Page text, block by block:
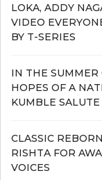
LOKA, ADDY
VIDEO
BY T-SERIES
IN THE SUMMER
HOPES OF A
KUMBLE
CLASSIC
RISHTA FOR
VOICES